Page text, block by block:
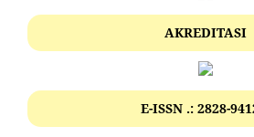
AKREDITASI
E-ISSN .: 2828-